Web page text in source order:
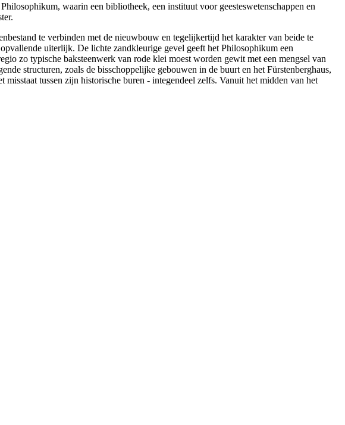
waarin een bibliotheek, een instituut voor geesteswetenschappen en
te verbinden met de nieuwbouw en tegelijkertijd het karakter van beide te
uiterlijk. De lichte zandkleurige gevel geeft het Philosophikum een
zo typische baksteenwerk van rode klei moest worden gewit met een mengsel van
structuren, zoals de bisschoppelijke gebouwen in de buurt en het Fürstenberghaus,
tussen zijn historische buren - integendeel zelfs. Vanuit het midden van het